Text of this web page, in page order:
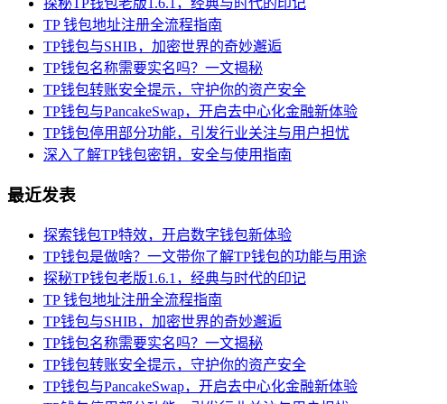
探秘TP钱包老版1.6.1，经典与时代的印记
TP 钱包地址注册全流程指南
TP钱包与SHIB，加密世界的奇妙邂逅
TP钱包名称需要实名吗？一文揭秘
TP钱包转账安全提示，守护你的资产安全
TP钱包与PancakeSwap，开启去中心化金融新体验
TP钱包停用部分功能，引发行业关注与用户担忧
深入了解TP钱包密钥，安全与使用指南
最近发表
探索钱包TP特效，开启数字钱包新体验
TP钱包是做啥？一文带你了解TP钱包的功能与用途
探秘TP钱包老版1.6.1，经典与时代的印记
TP 钱包地址注册全流程指南
TP钱包与SHIB，加密世界的奇妙邂逅
TP钱包名称需要实名吗？一文揭秘
TP钱包转账安全提示，守护你的资产安全
TP钱包与PancakeSwap，开启去中心化金融新体验